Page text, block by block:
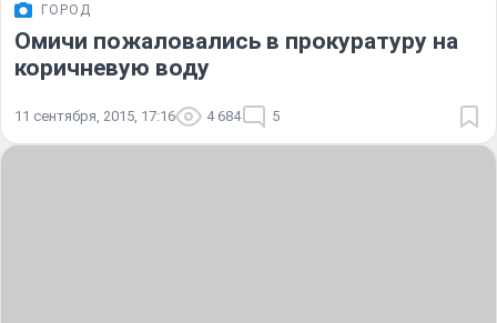
ГОРОД
Омичи пожаловались в прокуратуру на
коричневую воду
11 сентября, 2015, 17:16 4 684 5